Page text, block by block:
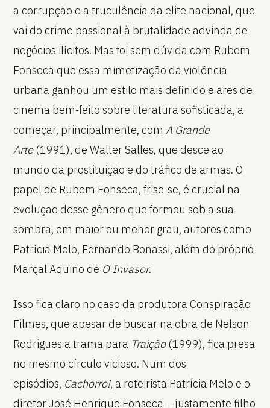
a corrupção e a truculência da elite nacional, que
vai do crime passional à brutalidade advinda de
negócios ilícitos. Mas foi sem dúvida com Rubem
Fonseca que essa mimetização da violência
urbana ganhou um estilo mais definido e ares de
cinema bem-feito sobre literatura sofisticada, a
começar, principalmente, com A Grande
Arte (1991), de Walter Salles, que desce ao
mundo da prostituição e do tráfico de armas. O
papel de Rubem Fonseca, frise-se, é crucial na
evolução desse gênero que formou sob a sua
sombra, em maior ou menor grau, autores como
Patrícia Melo, Fernando Bonassi, além do próprio
Marçal Aquino de O Invasor.
Isso fica claro no caso da produtora Conspiração
Filmes, que apesar de buscar na obra de Nelson
Rodrigues a trama para Traição(1999), fica presa
no mesmo círculo vicioso. Num dos
episódios, Cachorro!, a roteirista Patrícia Melo e o
diretor José Henrique Fonseca – justamente filho